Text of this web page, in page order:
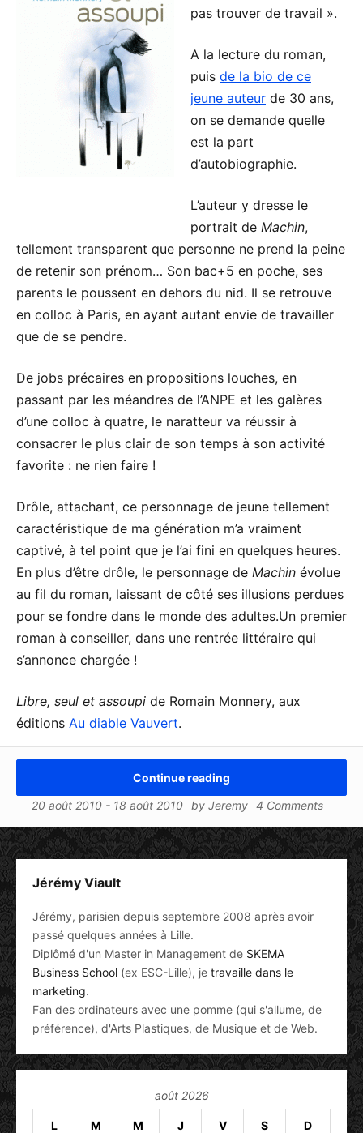
pas trouver de travail ».
A la lecture du roman,
puis de la bio de ce
jeune auteur de 30 ans,
on se demande quelle
est la part
d’autobiographie.
L’auteur y dresse le
portrait de Machin,
tellement transparent que personne ne prend la peine
de retenir son prénom… Son bac+5 en poche, ses
parents le poussent en dehors du nid. Il se retrouve
en colloc à Paris, en ayant autant envie de travailler
que de se pendre.
De jobs précaires en propositions louches, en
passant par les méandres de l’ANPE et les galères
d’une colloc à quatre, le naratteur va réussir à
consacrer le plus clair de son temps à son activité
favorite : ne rien faire !
Drôle, attachant, ce personnage de jeune tellement
caractéristique de ma génération m’a vraiment
captivé, à tel point que je l’ai fini en quelques heures.
En plus d’être drôle, le personnage de Machin évolue
au fil du roman, laissant de côté ses illusions perdues
pour se fondre dans le monde des adultes.Un premier
roman à conseiller, dans une rentrée littéraire qui
s’annonce chargée !
Libre, seul et assoupi de Romain Monnery, aux
éditions Au diable Vauvert.
Continue reading
20 août 2010 - 18 août 2010 by Jeremy 4 Comments
Jérémy Viault
Jérémy, parisien depuis septembre 2008 après avoir
passé quelques années à Lille.
Diplômé d'un Master in Management de SKEMA
Business School (ex ESC-Lille), je travaille dans le
marketing.
Fan des ordinateurs avec une pomme (qui s'allume, de
préférence), d'Arts Plastiques, de Musique et de Web.
août 2026
L M M J V S D